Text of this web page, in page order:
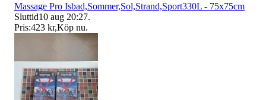
Massage Pro Isbad,Sommer,Sol,Strand,Sport330L - 75x75cm
Sluttid10 aug 20:27.
Pris:423 kr,Köp nu.